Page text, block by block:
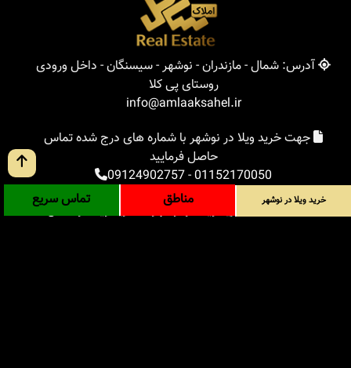
آدرس: شمال - مازندران - نوشهر - سیسنگان - داخل ورودی
روستای پی کلا
info@amlaaksahel.ir
جهت خرید ویلا در نوشهر با شماره های درج شده تماس
حاصل فرمایید
01152170050
-
09124902757
املاک ساحل
خرید ویلا در نوشهر
خرید ویلا در شمال
خرید ویلا در نوشهر مناطق تماس سریع